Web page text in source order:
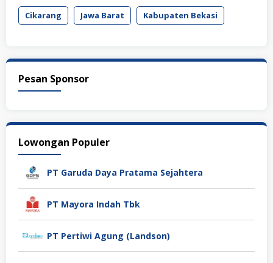
Cikarang Jawa Barat Kabupaten Bekasi
Pesan Sponsor
Lowongan Populer
PT Garuda Daya Pratama Sejahtera
PT Mayora Indah Tbk
PT Pertiwi Agung (Landson)